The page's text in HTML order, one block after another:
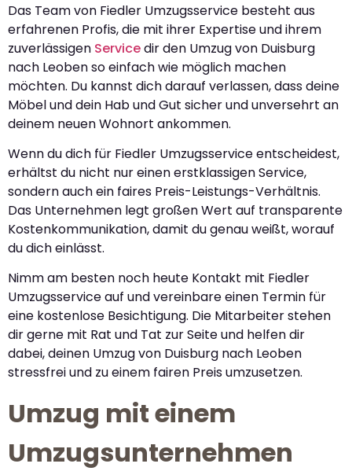
Das Team von Fiedler Umzugsservice besteht aus
erfahrenen Profis, die mit ihrer Expertise und ihrem
zuverlässigen Servicedir den Umzug von Duisburg
nach Leoben so einfach wie möglich machen
möchten. Du kannst dich darauf verlassen, dass deine
Möbel und dein Hab und Gut sicher und unversehrt an
deinem neuen Wohnort ankommen.
Wenn du dich für Fiedler Umzugsservice entscheidest,
erhältst du nicht nur einen erstklassigen Service,
sondern auch ein faires Preis-Leistungs-Verhältnis.
Das Unternehmen legt großen Wert auf transparente
Kostenkommunikation, damit du genau weißt, worauf
du dich einlässt.
Nimm am besten noch heute Kontakt mit Fiedler
Umzugsservice auf und vereinbare einen Termin für
eine kostenlose Besichtigung. Die Mitarbeiter stehen
dir gerne mit Rat und Tat zur Seite und helfen dir
dabei, deinen Umzug von Duisburg nach Leoben
stressfrei und zu einem fairen Preis umzusetzen.
Umzug mit einem
Umzugsunternehmen